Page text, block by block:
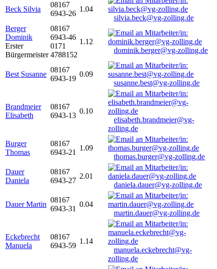
Beck Silvia
08167
6943-26
1.04
silvia.beck@vg-zolling.de
Berger
Dominik
Erster
Bürgermeister
08167
6943-46
0171
4788152
1.12
dominik.berger@vg-zolling.de
Best Susanne
08167
6943-19
0.09
susanne.best@vg-zolling.de
Brandmeier
Elisabeth
08167
6943-13
0.10
elisabeth.brandmeier@vg-
zolling.de
Burger
Thomas
08167
6943-21
1.09
thomas.burger@vg-zolling.de
Dauer
Daniela
08167
6943-27
2.01
daniela.dauer@vg-zolling.de
Dauer Martin
08167
6943-31
0.04
martin.dauer@vg-zolling.de
Eckebrecht
Manuela
08167
6943-59
1.14
manuela.eckebrecht@vg-
zolling.de